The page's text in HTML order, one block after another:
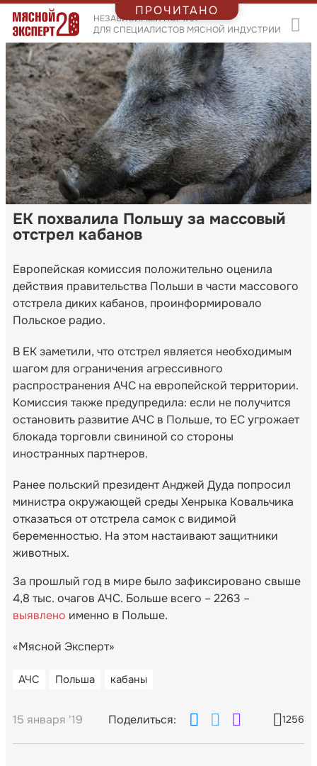
НЕЗАВИСИМЫЙ ПОРТАЛ
ДЛЯ СПЕЦИАЛИСТОВ МЯСНОЙ ИНДУСТРИИ
ЕК похвалила Польшу за массовый
отстрел кабанов
Европейская комиссия положительно оценила
действия правительства Польши в части массового
отстрела диких кабанов, проинформировало
Польское радио.
В ЕК заметили, что отстрел является необходимым
шагом для ограничения агрессивного
распространения АЧС на европейской территории.
Комиссия также предупредила: если не получится
остановить развитие АЧС в Польше, то ЕС угрожает
блокада торговли свининой со стороны
иностранных партнеров.
Ранее польский президент Анджей Дуда попросил
министра окружающей среды Хенрыка Ковальчика
отказаться от отстрела самок с видимой
беременностью. На этом настаивают защитники
животных.
За прошлый год в мире было зафиксировано свыше
4,8 тыс. очагов АЧС. Больше всего – 2263 –
выявлено именно в Польше.
«Мясной Эксперт»
АЧС Польша кабаны
15 января '19 Поделиться: 1256
ПРОЧИТАНО